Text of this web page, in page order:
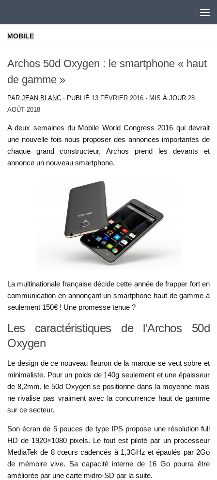
MOBILE
Archos 50d Oxygen : le smartphone « haut
de gamme »
PAR JEAN BLANC · PUBLIÉ 13 FÉVRIER 2016 · MIS À JOUR 28
AOÛT 2018
A deux semaines du Mobile World Congress 2016 qui devrait
une nouvelle fois nous proposer des annonces importantes de
chaque grand constructeur, Archos prend les devants et
annonce un nouveau smartphone.
La multinationale française décide cette année de frapper fort en
communication en annonçant un smartphone haut de gamme à
seulement 150€ ! Une promesse tenue ?
Les caractéristiques de l’Archos 50d
Oxygen
Le design de ce nouveau fleuron de la marque se veut sobre et
minimaliste. Pour un poids de 140g seulement et une épaisseur
de 8,2mm, le 50d Oxygen se positionne dans la moyenne mais
ne rivalise pas vraiment avec la concurrence haut de gamme
sur ce secteur.
Son écran de 5 pouces de type IPS propose une résolution full
HD de 1920×1080 pixels. Le tout est piloté par un processeur
MediaTek de 8 cœurs cadencés à 1,3GHz et épaulés par 2Go
de mémoire vive. Sa capacité interne de 16 Go pourra être
améliorée par une carte midro-SD par la suite.